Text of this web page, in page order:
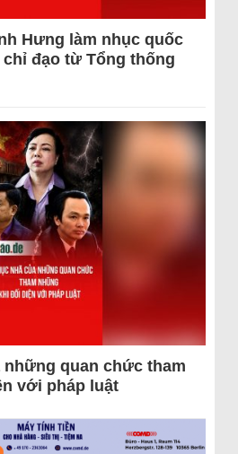
Hưng làm nhục quốc
đạo từ Tổng thống
quan chức tham
với pháp luật